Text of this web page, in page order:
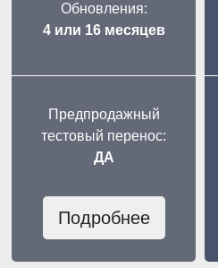
Обновления:
4 или 16 месяцев
Предпродажный
тестовый перенос:
ДА
Подробнее